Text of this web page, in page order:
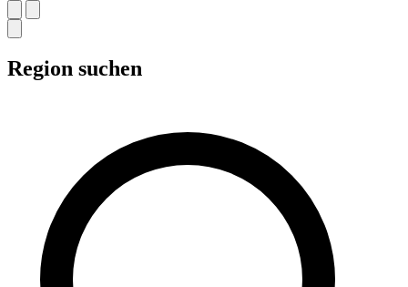
Region suchen